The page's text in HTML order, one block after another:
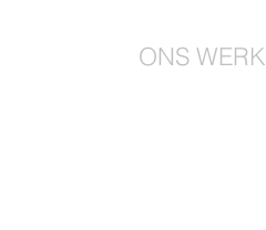
ONS WERK